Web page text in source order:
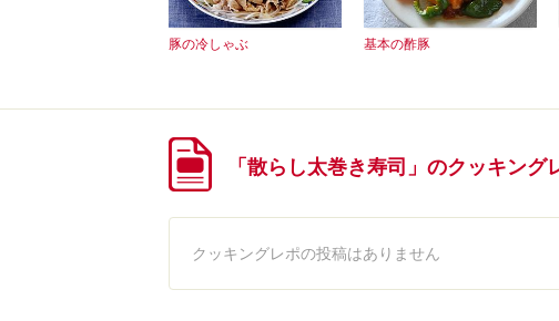
豚の冷しゃぶ 基本の酢豚
「散らし太巻き寿司」のクッキング
クッキングレポの投稿はありません